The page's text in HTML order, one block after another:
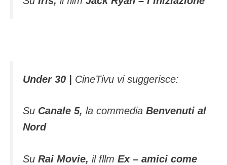
Under 30 | CineTivu vi suggerisce:
Su Canale 5, la commedia Benvenuti al
Nord
Su Rai Movie, il fllm Ex – amici come